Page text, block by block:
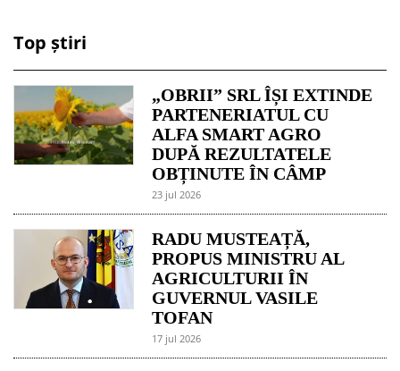
Top știri
„OBRII” SRL ÎȘI EXTINDE
PARTENERIATUL CU
ALFA SMART AGRO
DUPĂ REZULTATELE
OBȚINUTE ÎN CÂMP
23 jul 2026
RADU MUSTEAȚĂ,
PROPUS MINISTRU AL
AGRICULTURII ÎN
GUVERNUL VASILE
TOFAN
17 jul 2026